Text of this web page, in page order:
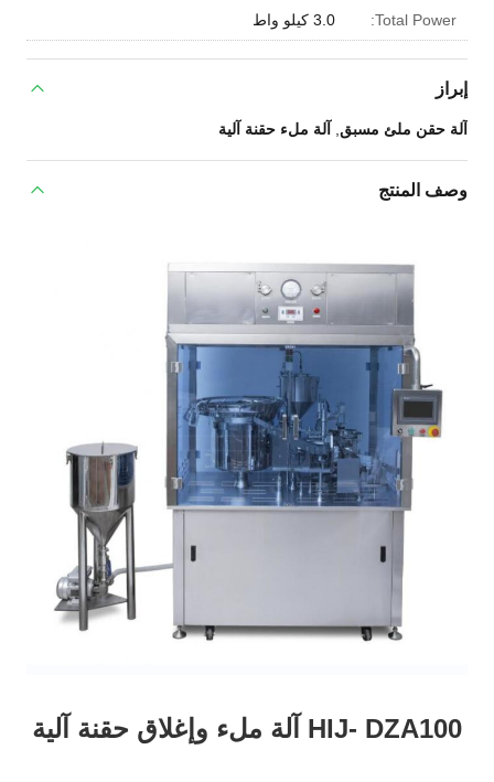
Total Power: 3.0 كيلو واط
إبراز
آلة حقن ملئ مسبق آلة ملء حقنة آلية
وصف المنتج
HIJ- DZA100 آلة ملء وإغلاق حقنة آلية